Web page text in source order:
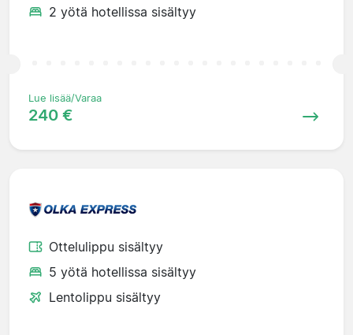
2 yötä hotellissa sisältyy
Lue lisää/Varaa
240 €
Ottelulippu sisältyy
5 yötä hotellissa sisältyy
Lentolippu sisältyy